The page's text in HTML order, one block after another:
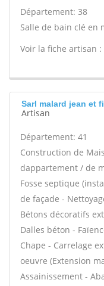
Département: 38
Salle de bain clé en
Voir la fiche artisan :
Sarl malard jean et
Artisan
Département: 41
Construction de
dappartement / de
Fosse septique
de façade -
Bétons décoratifs
Dalles béton -
Chape - Carrelage
oeuvre (Extension
Assainissement -